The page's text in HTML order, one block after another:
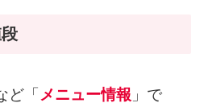
ど「 メニュー情報 」で